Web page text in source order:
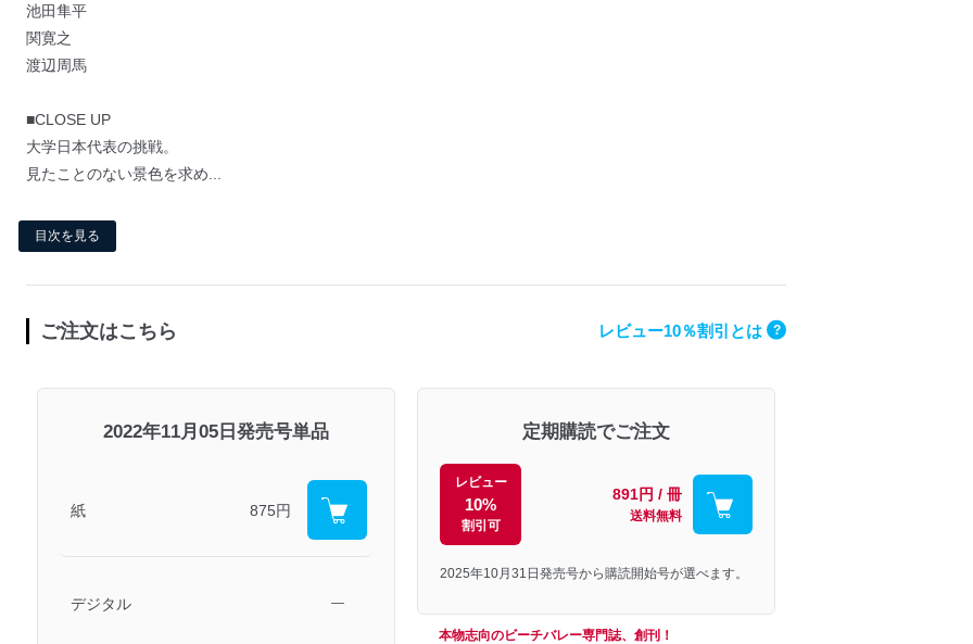
池田隼平
関寛之
渡辺周馬
■CLOSE UP
大学日本代表の挑戦。
見たことのない景色を求め...
目次を見る
ご注文はこちら レビュー10％割引とは ?
2022年11月05日発売号単品
紙 875円
デジタル ―
定期購読でご注文
レビュー
10%
割引可
891円 / 冊
送料無料
2025年10月31日発売号から購読開始号が選べます。
本物志向のビーチバレー専門誌、創刊！